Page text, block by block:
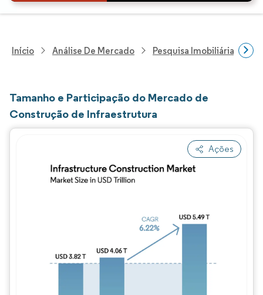
Início Análise De Mercado Pesquisa Imobiliária E De
Tamanho e Participação do Mercado de
Construção de Infraestrutura
Ações